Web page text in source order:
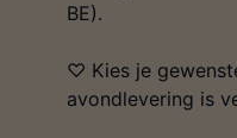
BE).
♡ Kies je
avondlevering is